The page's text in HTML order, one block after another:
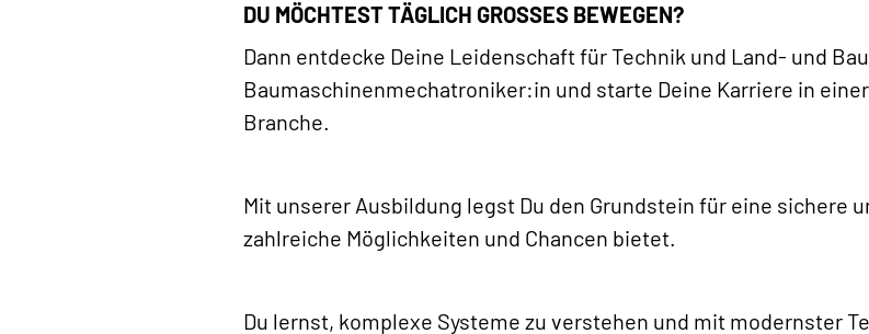
DU MÖCHTEST TÄGLICH GROSSES BEWEGEN?
Dann entdecke Deine Leidenschaft für Technik und Land- und
Baumaschinenmechatroniker:in und starte Deine Karriere in
Branche.
Mit unserer Ausbildung legst Du den Grundstein für eine sichere
zahlreiche Möglichkeiten und Chancen bietet.
Du lernst, komplexe Systeme zu verstehen und mit modernster